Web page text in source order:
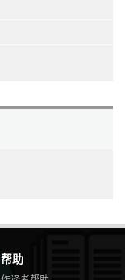
帮助